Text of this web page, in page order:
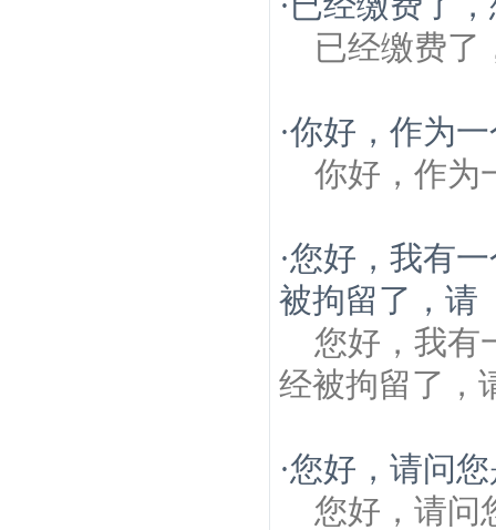
已经缴费了
·你好，作为
你好，作为
·您好，我有
被拘留了，请
您好，我有
经被拘留了，
·您好，请问
您好，请问